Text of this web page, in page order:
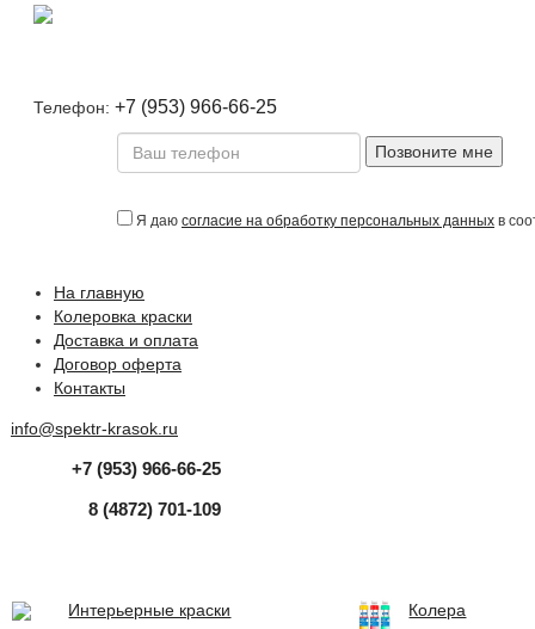
Телефон: +7 (953) 966-66-25
Позвоните мне
Я даю согласие на обработку персональных данных в
На главную
Колеровка краски
Доставка и оплата
Договор оферта
Контакты
info@spektr-krasok.ru
+7 (953) 966-66-25
8 (4872) 701-109
Интерьерные краски
Колера